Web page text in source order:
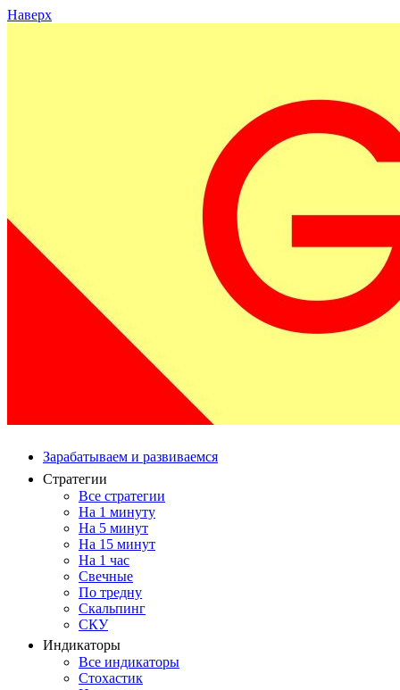
Наверх
Зарабатываем и развиваемся
Стратегии
Все стратегии
На 1 минуту
На 5 минут
На 15 минут
На 1 час
Свечные
По тредну
Скальпинг
СКУ
Индикаторы
Все индикаторы
Стохастик